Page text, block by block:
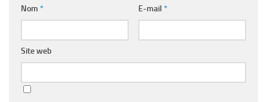
Nom * E-mail *
Site web